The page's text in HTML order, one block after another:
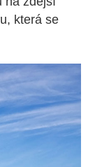
která se